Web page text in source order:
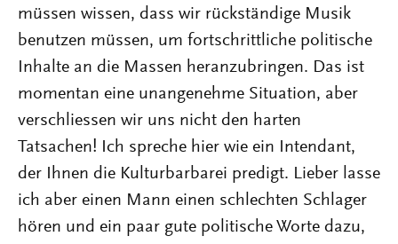
müssen wissen, dass wir rückständige Musik
benutzen müssen, um fortschrittliche politische
Inhalte an die Massen heranzubringen. Das ist
momentan eine unangenehme Situation, aber
verschliessen wir uns nicht den harten
Tatsachen! Ich spreche hier wie ein Intendant,
der Ihnen die Kulturbarbarei predigt. Lieber lasse
ich aber einen Mann einen schlechten Schlager
hören und ein paar gute politische Worte dazu,